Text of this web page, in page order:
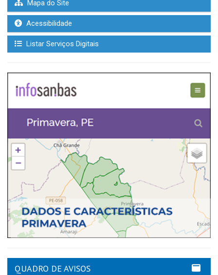
Mapa do Site
Acessibilidade
Listar Serviços Digitais
QUADRO DE AVISOS